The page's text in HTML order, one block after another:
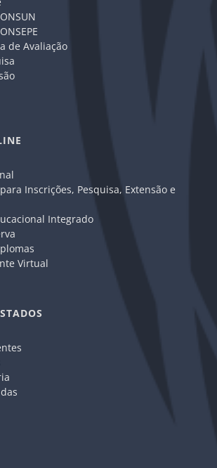
de Avaliação
Inscrições, Pesquisa, Extensão e
Integrado
Virtual